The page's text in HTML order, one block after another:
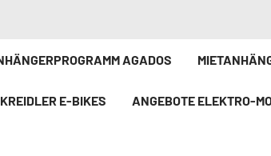
AGADOS
KREIDLER E-BIKE`S ANGEBOTE ELEKTRO-